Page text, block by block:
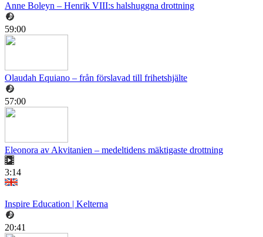
Anne Boleyn – Henrik VIII:s halshuggna drottning
59:00
Olaudah Equiano – från förslavad till frihetshjälte
57:00
Eleonora av Akvitanien – medeltidens mäktigaste drottning
3:14
Inspire Education | Kelterna
20:41